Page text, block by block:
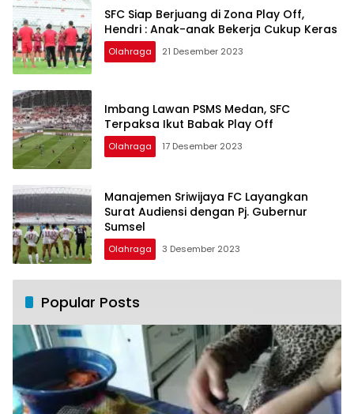
SFC Siap Berjuang di Zona Play Off,
Hendri : Anak-anak Bekerja Cukup Keras
Olahraga 21 Desember 2023
Imbang Lawan PSMS Medan, SFC
Terpaksa Ikut Babak Play Off
Olahraga 17 Desember 2023
Manajemen Sriwijaya FC Layangkan
Surat Audiensi dengan Pj. Gubernur
Sumsel
Olahraga 3 Desember 2023
Popular Posts